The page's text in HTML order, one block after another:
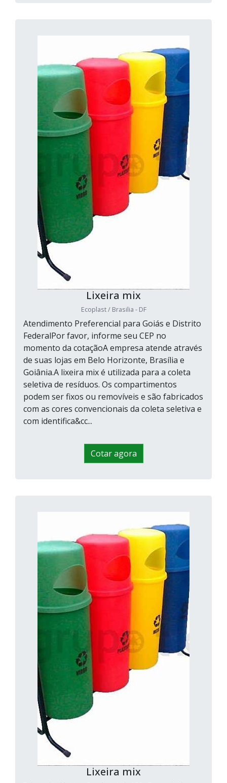
Lixeira mix
Ecoplast / Brasilia - DF
Atendimento Preferencial para Goiás e Distrito
FederalPor favor, informe seu CEP no
momento da cotaçãoA empresa atende através
de suas lojas em Belo Horizonte, Brasília e
Goiânia.A lixeira mix é utilizada para a coleta
seletiva de resíduos. Os compartimentos
podem ser fixos ou removíveis e são fabricados
com as cores convencionais da coleta seletiva e
com identifica&cc...
Cotar agora
Lixeira mix